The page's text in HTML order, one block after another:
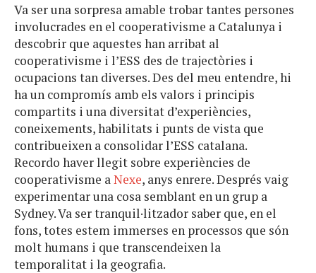
Va ser una sorpresa amable trobar tantes persones
involucrades en el cooperativisme a Catalunya i
descobrir que aquestes han arribat al
cooperativisme i l’ESS des de trajectòries i
ocupacions tan diverses. Des del meu entendre, hi
ha un compromís amb els valors i principis
compartits i una diversitat d’experiències,
coneixements, habilitats i punts de vista que
contribueixen a consolidar l’ESS catalana.
Recordo haver llegit sobre experiències de
cooperativisme a Nexe, anys enrere. Després vaig
experimentar una cosa semblant en un grup a
Sydney. Va ser tranquil·litzador saber que, en el
fons, totes estem immerses en processos que són
molt humans i que transcendeixen la
temporalitat i la geografia.